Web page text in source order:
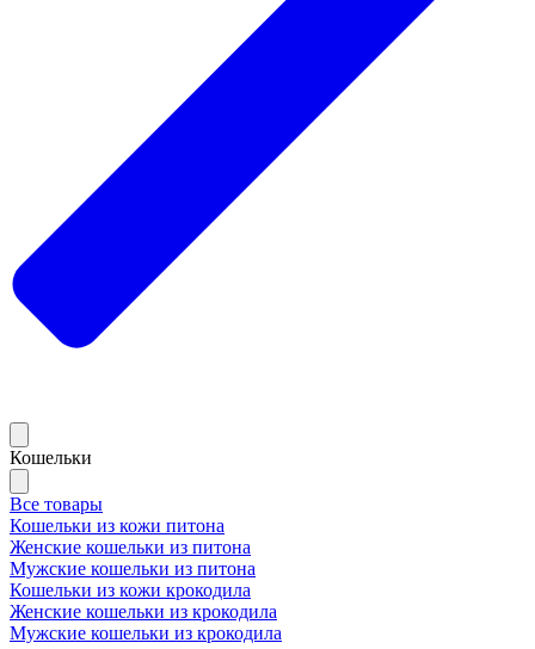
Кошельки
Все товары
Кошельки из кожи питона
Женские кошельки из питона
Мужские кошельки из питона
Кошельки из кожи крокодила
Женские кошельки из крокодила
Мужские кошельки из крокодила